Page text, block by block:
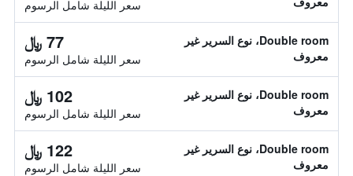
سعر الليلة شامل الرسوم
Double room، نوع السرير غير
معروف
77 ﷼
سعر الليلة شامل الرسوم
Double room، نوع السرير غير
معروف
102 ﷼
سعر الليلة شامل الرسوم
Double room، نوع السرير غير
معروف
122 ﷼
سعر الليلة شامل الرسوم